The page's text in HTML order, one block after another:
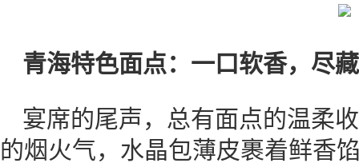
青海特色面点：一口软香，尽
宴席的尾声，总有面点的温柔
的烟火气，水晶包薄皮裹着鲜香